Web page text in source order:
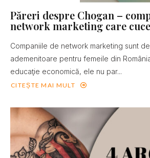
Păreri despre Chogan –
network marketing care
Companiile de network marketing sunt
ademenitoare pentru femeile din
educaţie economică, ele nu par...
CITEȘTE MAI MULT